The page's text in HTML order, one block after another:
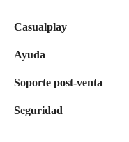
Casualplay
Ayuda
Soporte post-venta
Seguridad